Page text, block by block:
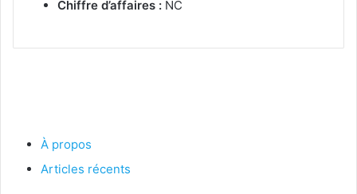
Chiffre d’affaires : NC
À propos
Articles récents